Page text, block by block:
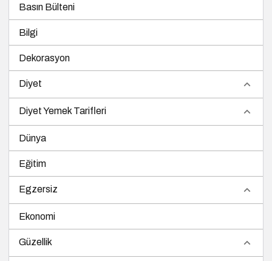
Basın Bülteni
Bilgi
Dekorasyon
Diyet
Diyet Yemek Tarifleri
Dünya
Eğitim
Egzersiz
Ekonomi
Güzellik